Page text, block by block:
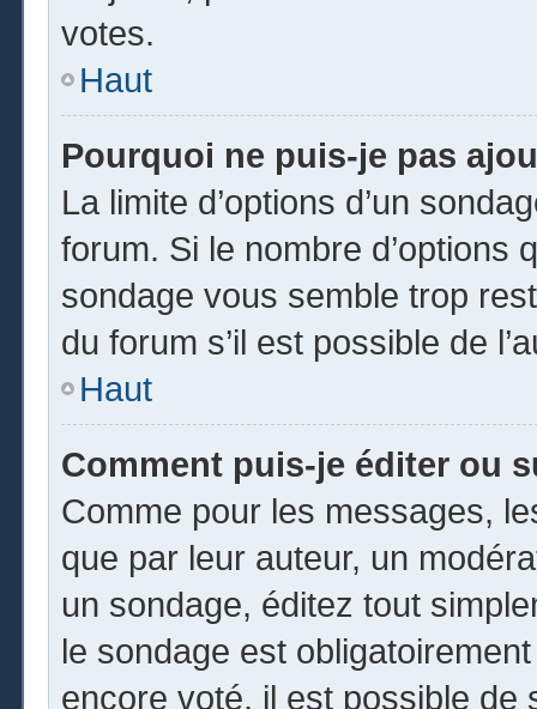
votes.
Haut
Pourquoi ne puis-je pas
La limite d’options d’un
forum. Si le nombre d’options
sondage vous semble trop
du forum s’il est possible de
Haut
Comment puis-je éditer ou
Comme pour les messages,
que par leur auteur, un
un sondage, éditez tout
le sondage est
encore voté, il est possible de